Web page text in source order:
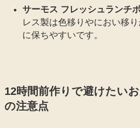
サーモス フレッシュランチ
レス製は色移りやにおい移
に保ちやすいです。
12時間前作りで避けたい
の注意点